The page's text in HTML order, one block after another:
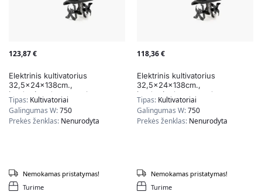
123,87€
Elektrinis kultivatorius
32,5x24x138cm.,
juodos/raudonos spalvos
Tipas: Kultivatoriai
Galingumas W:750
Prekės ženklas: Nenurodyta
Turime
Nemokamas pristatymas!
118,36€
Elektrinis kultivatorius
32,5x24x138cm.,
juodos/geltonos spalvos
Tipas: Kultivatoriai
Galingumas W:750
Prekės ženklas: Nenurodyta
Turime
Nemokamas pristatymas!